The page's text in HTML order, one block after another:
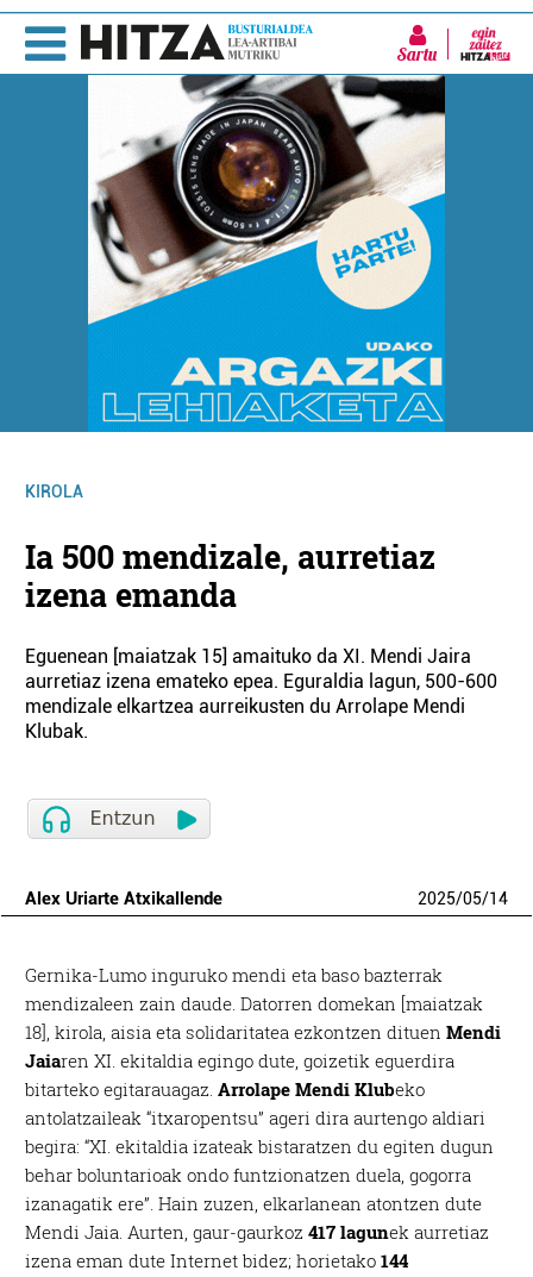
Sartu
KIROLA
Ia 500 mendizale, aurretiaz
izena emanda
Eguenean [maiatzak 15] amaituko da XI. Mendi Jaira
aurretiaz izena emateko epea. Eguraldia lagun, 500-600
mendizale elkartzea aurreikusten du Arrolape Mendi
Klubak.
Alex Uriarte Atxikallende 2025/05/14
Gernika-Lumo inguruko mendi eta baso bazterrak
mendizaleen zain daude. Datorren domekan [maiatzak
18], kirola, aisia eta solidaritatea ezkontzen dituenMendi
Jaiaren XI. ekitaldia egingo dute, goizetik eguerdira
bitarteko egitarauagaz.Arrolape Mendi Klubeko
antolatzaileak “itxaropentsu” ageri dira aurtengo aldiari
begira: “XI. ekitaldia izateak bistaratzen du egiten dugun
behar boluntarioak ondo funtzionatzen duela, gogorra
izanagatik ere”. Hain zuzen, elkarlanean atontzen dute
Mendi Jaia. Aurten, gaur-gaurkoz417 lagunek aurretiaz
izena eman dute Internet bidez; horietako 144